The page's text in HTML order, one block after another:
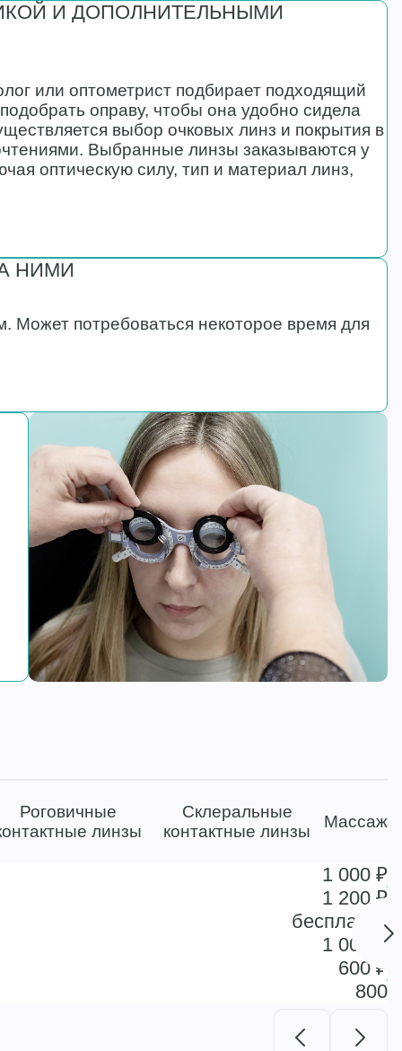
И ДОПОЛНИТЕЛЬНЫМИ
или оптометрист подбирает подходящий
оправу, чтобы она удобно сидела
выбор очковых линз и покрытия в
Выбранные линзы заказываются у
оптическую силу, тип и материал линз,
НИМИ
Может потребоваться некоторое время для
Роговичные
линзы
Склеральные
контактные линзы
Массаж
1 000 ₽
1 200 ₽
бесплатно
1 000 ₽
600 ₽
800